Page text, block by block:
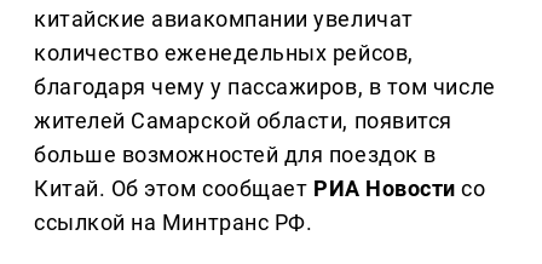
китайские авиакомпании увеличат
количество еженедельных рейсов,
благодаря чему у пассажиров, в том числе
жителей Самарской области, появится
больше возможностей для поездок в
Китай. Об этом сообщает РИА Новости со
ссылкой на Минтранс РФ.